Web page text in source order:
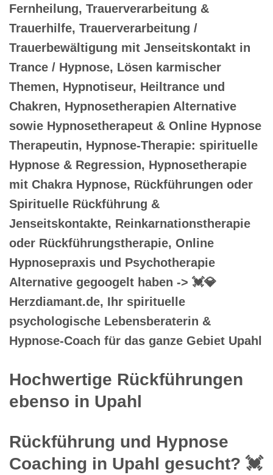
Fernheilung, Trauerverarbeitung &
Trauerhilfe, Trauerverarbeitung /
Trauerbewältigung mit Jenseitskontakt in
Trance / Hypnose, Lösen karmischer
Themen, Hypnotiseur, Heiltrance und
Chakren, Hypnosetherapien Alternative
sowie Hypnosetherapeut & Online Hypnose
Therapeutin, Hypnose-Therapie: spirituelle
Hypnose & Regression, Hypnosetherapie
mit Chakra Hypnose, Rückführungen oder
Spirituelle Rückführung &
Jenseitskontakte, Reinkarnationstherapie
oder Rückführungstherapie, Online
Hypnosepraxis und Psychotherapie
Alternative gegoogelt haben -> 💓️💎
Herzdiamant.de, Ihr spirituelle
psychologische Lebensberaterin &
Hypnose-Coach für das ganze Gebiet Upahl
Hochwertige Rückführungen
ebenso in Upahl
Rückführung und Hypnose
Coaching in Upahl gesucht? 💓️